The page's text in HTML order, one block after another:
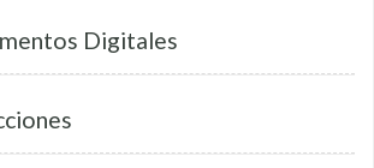
Digitales